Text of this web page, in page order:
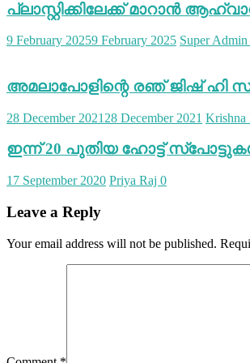
പ്ലാസ്റ്റിക്കിലേക്ക് മാറാന്‍
9 February 20259 February 2025 Super Admin
അമലാപോളിന്റെ രഞ് ജിഷ് ഹി
28 December 2021 28 December 2021 Krishna
ഇന്ന് 20 പുതിയ ഹോട്ട്
17 September 2020 Priya Raj 0
Leave a Reply
Your email address will not be published.